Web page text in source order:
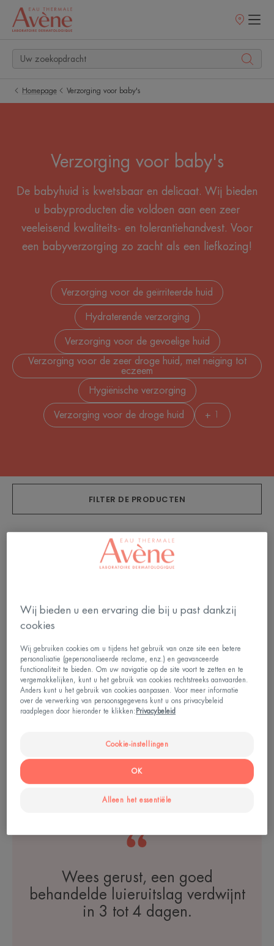
Homepage Verzorging voor baby's
Verzorging voor baby's
De babyhuid is kwetsbaar en delicaat. Wij bieden
u babyproducten die voldoen aan een zeer
veeleisend kwaliteits- en tolerantiehandvest. Voor
een babyverzorging zo zacht als een liefkozing!
Verzorging voor de geïrriteerde huid
Hydraterende verzorging
Verzorging voor de gevoelige huid
Verzorging voor de zeer droge huid, met neiging tot
eczeem
Hygiënische verzorging
Verzorging voor de droge huid + 1
FILTER DE PRODUCTEN
16 Resultaten "Verzorging voor baby's"
Cicalfate+
Lippenbalsem
Cicalfate
Cicalfate+ Lippen
-
191
Cicalfate
Cicalfate+ Remodellerende
-
UW HUID
Wees gerust, een goed
behandelde luieruitslag verdwijnt
in 3 tot 4 dagen.
Wij bieden u een ervaring die bij u past dankzij
cookies
Wij gebruiken cookies om u tijdens het gebruik van onze site een betere
personalisatie (gepersonaliseerde reclame, enz.) en geavanceerde
functionaliteit te bieden. Om uw navigatie op de site voort te zetten en te
vergemakkelijken, kunt u het gebruik van cookies rechtstreeks aanvaarden.
Anders kunt u het gebruik van cookies aanpassen. Voor meer informatie
over de verwerking van persoonsgegevens kunt u ons privacybeleid
raadplegen door hieronder te klikken: Privacybeleid
Cookie-instellingen
Alleen het essentiële
OK